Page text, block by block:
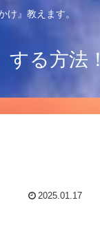
け』教えます。
る方法！
2025.01.17